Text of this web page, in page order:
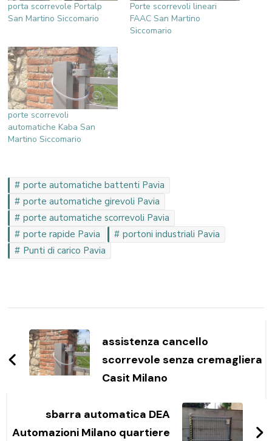
porta scorrevole Portalp
San Martino Siccomario
Porte scorrevoli lineari
FAAC San Martino
Siccomario
porte scorrevoli
automatiche Kaba San
Martino Siccomario
porte automatiche battenti Pavia
porte automatiche girevoli Pavia
porte automatiche scorrevoli Pavia
porte rapide Pavia
portoni industriali Pavia
Punti di carico Pavia
articoli
assistenza cancello
scorrevole senza cremagliera
Casit Milano
sbarra automatica DEA
Automazioni Milano quartiere